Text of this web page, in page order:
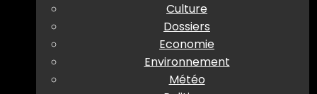
Culture
Dossiers
Economie
Environnement
Météo